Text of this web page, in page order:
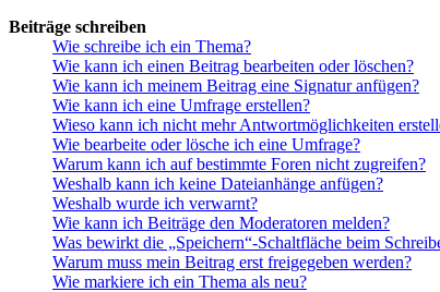
Beiträge schreiben
Wie schreibe ich ein Thema?
Wie kann ich einen Beitrag bearbeiten oder löschen?
Wie kann ich meinem Beitrag eine Signatur anfügen?
Wie kann ich eine Umfrage erstellen?
Wieso kann ich nicht mehr Antwortmöglichkeiten
Wie bearbeite oder lösche ich eine Umfrage?
Warum kann ich auf bestimmte Foren nicht zugreifen?
Weshalb kann ich keine Dateianhänge anfügen?
Weshalb wurde ich verwarnt?
Wie kann ich Beiträge den Moderatoren melden?
Was bewirkt die „Speichern“-Schaltfläche beim
Warum muss mein Beitrag erst freigegeben werden?
Wie markiere ich ein Thema als neu?